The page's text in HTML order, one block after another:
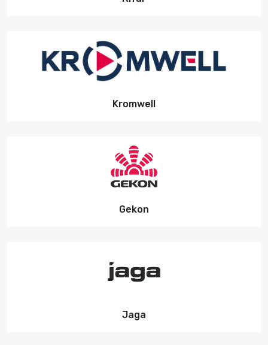
Jaga
Gekon
Kromwell